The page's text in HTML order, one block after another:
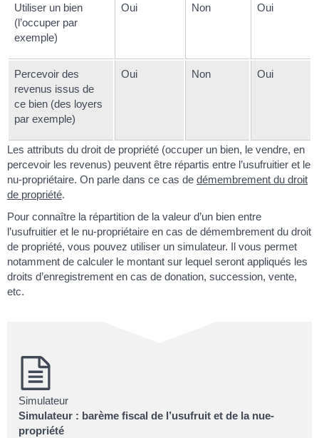
Utiliser un bien
(l’occuper par
exemple)
Oui Non Oui
Percevoir des
revenus issus de
ce bien (des loyers
par exemple)
Oui Non Oui
Les attributs du droit de propriété (occuper un bien, le vendre, en
percevoir les revenus) peuvent être répartis entre l’usufruitier et le
nu-propriétaire. On parle dans ce cas de démembrement du droit
de propriété.
Pour connaître la répartition de la valeur d’un bien entre
l’usufruitier et le nu-propriétaire en cas de démembrement du droit
de propriété, vous pouvez utiliser un simulateur. Il vous permet
notamment de calculer le montant sur lequel seront appliqués les
droits d’enregistrement en cas de donation, succession, vente,
etc.
Simulateur
Simulateur : barème fiscal de l’usufruit et de la nue-
propriété